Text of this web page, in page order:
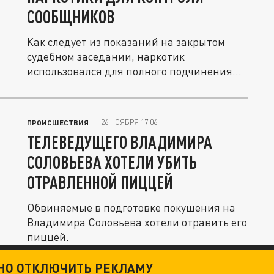
СООБЩНИКОВ
Как следует из показаний на закрытом
судебном заседании, наркотик
использовался для полного подчинения
ПРОИСШЕСТВИЯ 26 НОЯБРЯ 17:06
ТЕЛЕВЕДУЩЕГО ВЛАДИМИРА
СОЛОВЬЕВА ХОТЕЛИ УБИТЬ
ОТРАВЛЕННОЙ ПИЦЦЕЙ
Обвиняемые в подготовке покушения на
Владимира Соловьева хотели отравить его
пиццей.
ОТКЛЮЧИТЬ РЕКЛАМУ